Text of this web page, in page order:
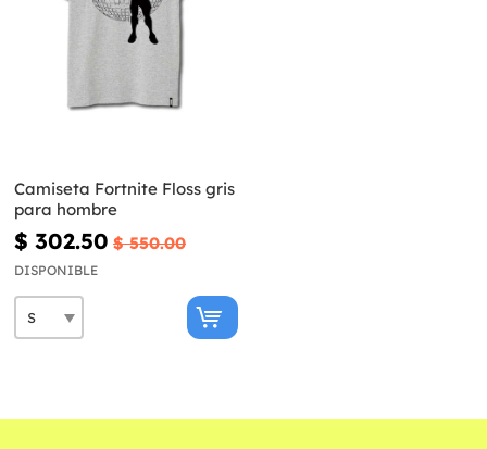
Camiseta Fortnite Floss gris
para hombre
$ 302.50 $ 550.00
DISPONIBLE